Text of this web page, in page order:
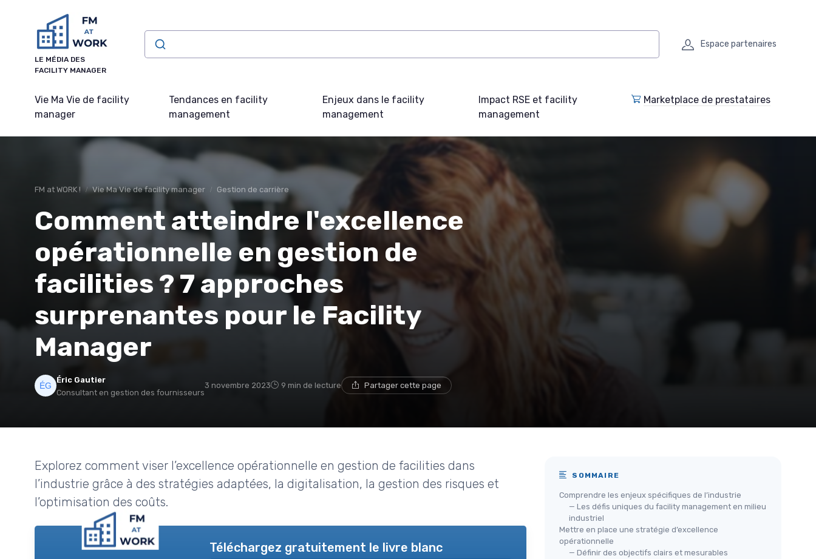
LE MÉDIA DES
FACILITY MANAGER
Espace partenaires
Vie Ma Vie de facility
manager
Tendances en facility
management
Enjeux dans le facility
management
Impact RSE et facility
management
Marketplace de prestataires
FM at WORK ! Vie Ma Vie de facility manager Gestion de carrière
Comment atteindre l'excellence
opérationnelle en gestion de
facilities ? 7 approches
surprenantes pour le Facility
Manager
Éric Gautier
Consultant en gestion des fournisseurs
3 novembre 2023 9 min de lecture Partager cette page
Explorez comment viser l’excellence opérationnelle en gestion de facilities dans
l’industrie grâce à des stratégies adaptées, la digitalisation, la gestion des risques et
l’optimisation des coûts.
Téléchargez gratuitement le livre blanc
SOMMAIRE
Comprendre les enjeux spécifiques de l’industrie
— Les défis uniques du facility management en milieu
industriel
Mettre en place une stratégie d’excellence
opérationnelle
— Définir des objectifs clairs et mesurables